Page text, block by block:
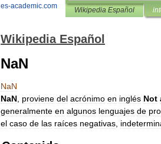
es-academic.com Wikipedia Español
Wikipedia Español
NaN
NaN
NaN proviene del acrónimo en inglés Not
generalmente en algunos lenguajes de
el caso de las raíces negativas